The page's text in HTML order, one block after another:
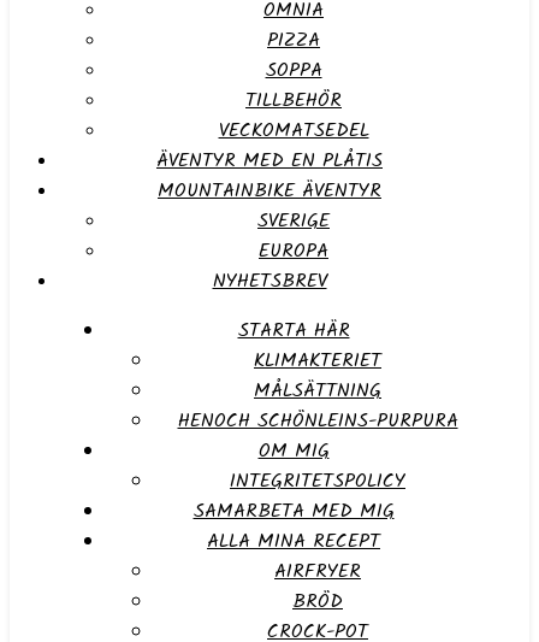
OMNIA
PIZZA
SOPPA
TILLBEHÖR
VECKOMATSEDEL
ÄVENTYR MED EN PLÅTIS
MOUNTAINBIKE ÄVENTYR
SVERIGE
EUROPA
NYHETSBREV
STARTA HÄR
KLIMAKTERIET
MÅLSÄTTNING
HENOCH SCHÖNLEINS-PURPURA
OM MIG
INTEGRITETSPOLICY
SAMARBETA MED MIG
ALLA MINA RECEPT
AIRFRYER
BRÖD
CROCK-POT